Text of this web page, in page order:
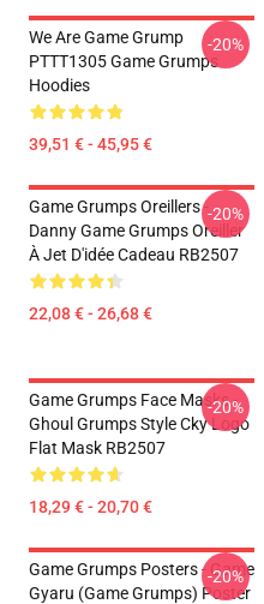
We Are Game Grump
PTTT1305 Game Grumps
Hoodies
39,51 € - 45,95 €
-20%
Game Grumps Oreillers -
Danny Game Grumps Oreiller
À Jet D'idée Cadeau RB2507
22,08 € - 26,68 €
-20%
Game Grumps Face Masks -
Ghoul Grumps Style Cky Logo
Flat Mask RB2507
18,29 € - 20,70 €
-20%
Game Grumps Posters - Game
Gyaru (Game Grumps) Poster
-20%